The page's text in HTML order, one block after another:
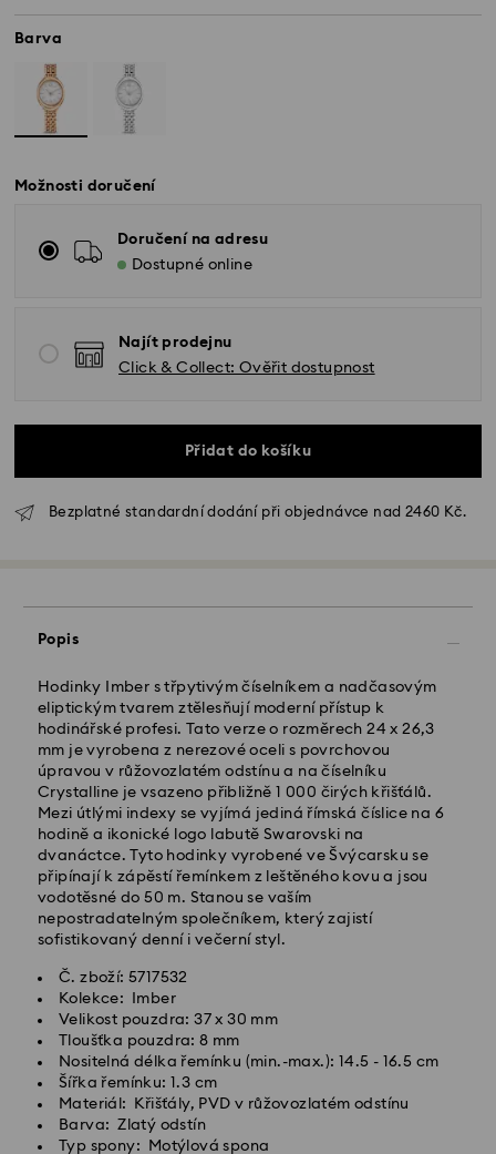
Barva
Možnosti doručení
Doručení na adresu
Dostupné online
Najít prodejnu
Click & Collect: Ověřit dostupnost
Přidat do košíku
Bezplatné standardní dodání při objednávce nad 2460 Kč.
Popis
Hodinky Imber s třpytivým číselníkem a nadčasovým
eliptickým tvarem ztělesňují moderní přístup k
hodinářské profesi. Tato verze o rozměrech 24 x 26,3
mm je vyrobena z nerezové oceli s povrchovou
úpravou v růžovozlatém odstínu a na číselníku
Crystalline je vsazeno přibližně 1 000 čirých křišťálů.
Mezi útlými indexy se vyjímá jediná římská číslice na 6
hodině a ikonické logo labutě Swarovski na
dvanáctce. Tyto hodinky vyrobené ve Švýcarsku se
připínají k zápěstí řemínkem z leštěného kovu a jsou
vodotěsné do 50 m. Stanou se vaším
nepostradatelným společníkem, který zajistí
sofistikovaný denní i večerní styl.
Č. zboží: 5717532
Kolekce: Imber
Velikost pouzdra: 37 x 30 mm
Tloušťka pouzdra: 8 mm
Nositelná délka řemínku (min.-max.): 14.5 - 16.5 cm
Šířka řemínku: 1.3 cm
Materiál: Křišťály, PVD v růžovozlatém odstínu
Barva: Zlatý odstín
Typ spony: Motýlová spona
Standardní dodání - GLS
Objednávky podané od pondělí do pátku do 10:00
SEČ budou zpracovány a odeslány tentýž pracovní
den.
Standardní dodací lhůta: 2 pracovní dny po
zpracování a odeslání
Standardní náklady na dopravu: CZK 180
Standardní doprava zdarma nad: CZK 2460
Expresní doručení -
Objednávky podané od pondělí do pátku do 14:30
SEČ budou zpracovány a odeslány tentýž pracovní
den.
Expresní dodací lhůta: 1-2 pracovní den po
zpracování a odeslání